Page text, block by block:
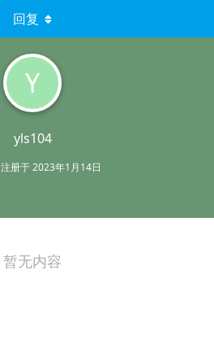
Y
yls104
注册于2023年1月14日
回复
暂无内容